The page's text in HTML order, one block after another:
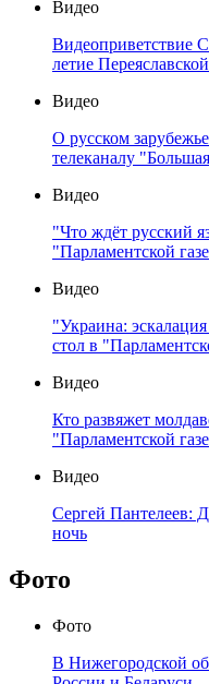
Видео
Видеоприветствие
летие
Видео
О русском
телеканалу
Видео
"Что ждёт русский
"Парламентской
Видео
"Украина:
стол в
Видео
Кто развяжет
"Парламентской
Видео
Сергей Пантелеев:
ночь
Фото
Фото
В Нижегородской